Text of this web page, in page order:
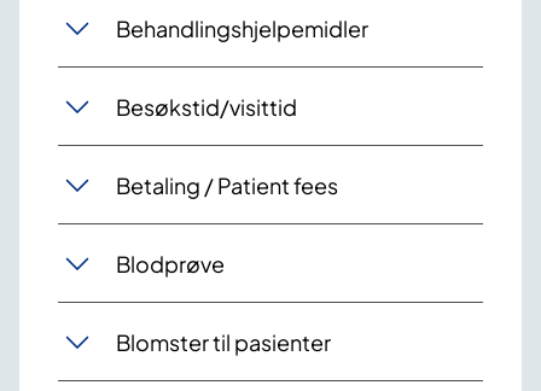
Behandlingshjelpemidler
Besøkstid/visittid
Betaling / Patient fees
Blodprøve
Blomster til pasienter